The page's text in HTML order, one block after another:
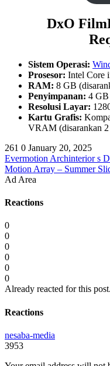
DxO
Sistem Operasi:
Prosesor: Intel Core
RAM: 8 GB
Penyimpanan: 4 GB
Resolusi Layar:
Kartu Grafis:
VRAM (disarankan
261 0 January 20, 2025
Evermotion Archinterior s
Motion Array – Summer
Ad Area
Reactions
0
0
0
0
0
0
Already reacted for this post.
Reactions
nesaba-media
3953